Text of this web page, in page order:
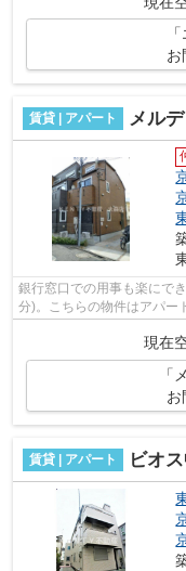
お
賃貸 | アパート メル
銀行窓口での用事も楽にで
分)。こちらの物件はアパー
現在
「
お
賃貸 | アパート ビオ